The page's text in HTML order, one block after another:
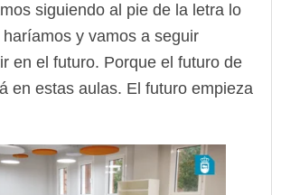
siguiendo al pie de la letra lo
y vamos a seguir
en el futuro. Porque el futuro de
en estas aulas. El futuro empieza